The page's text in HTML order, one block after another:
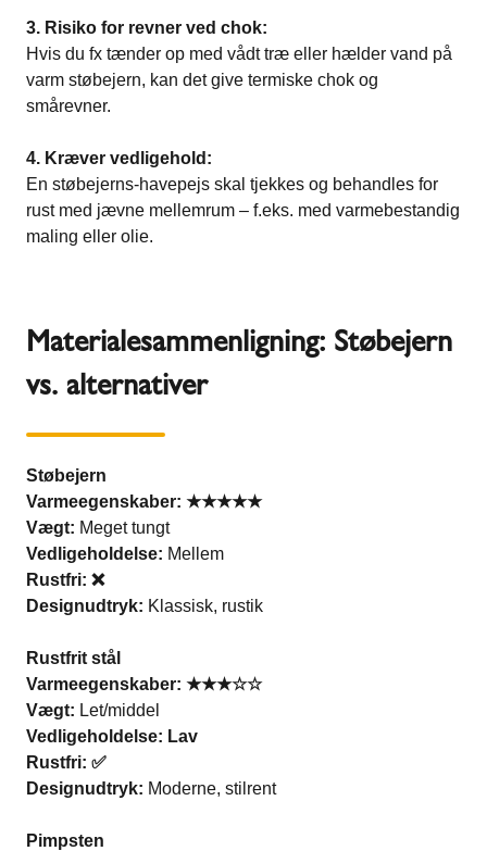
3. Risiko for revner ved chok:
Hvis du fx tænder op med vådt træ eller hælder vand på
varm støbejern, kan det give termiske chok og
smårevner.
4. Kræver vedligehold:
En støbejerns-havepejs skal tjekkes og behandles for
rust med jævne mellemrum – f.eks. med varmebestandig
maling eller olie.
Materialesammenligning: Støbejern
vs. alternativer
Støbejern
Varmeegenskaber: ★★★★★
Vægt: Meget tungt
Vedligeholdelse: Mellem
Rustfri: ❌
Designudtryk: Klassisk, rustik
Rustfrit stål
Varmeegenskaber: ★★★☆☆
Vægt: Let/middel
Vedligeholdelse: Lav
Rustfri: ✅
Designudtryk: Moderne, stilrent
Pimpsten